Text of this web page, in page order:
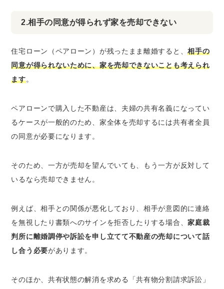
2.相手の同意が得られず家を売却できない
住宅ローン（ペアローン）が残ったまま離婚すると、相手の
同意が得られないために、家を売却できないことも考えられ
ます。
ペアローンで購入した不動産は、夫婦の共有名義になってい
るケースが一般的のため、家全体を売却するには共有者全員
の同意が必要になります。
そのため、一方が売却を望んでいても、もう一方が反対して
いるなら売却できません。
例えば、相手との関係が悪化しており、相手が意図的に連絡
を無視したり書類へのサインを拒否したりする場合、家庭裁
判所に離婚調停や訴訟を申し立てて不動産の売却について話
し合う必要があります。
そのほか、共有状態の解消を求める「共有物分割請求訴訟」